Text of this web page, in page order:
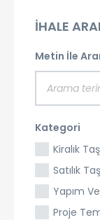
İHALE
Metin İle
Kategori
Kiralık
Satılık
Yapım
Proje